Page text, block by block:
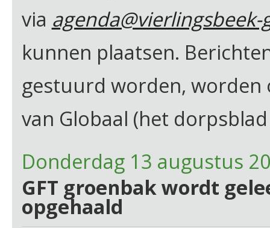
via
kunnen plaatsen.
gestuurd worden, worden
van Globaal (het
Donderdag 13 augustus
GFT groenbak wordt
opgehaald